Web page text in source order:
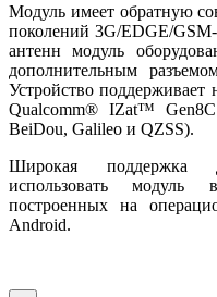
Модуль имеет обратную
поколений 3G/EDGE/
антенн модуль
дополнительным
Устройство
Qualcomm® IZat™
BeiDou, Galileo и QZSS).
Широкая поддержка
использовать
построенных на
Android.